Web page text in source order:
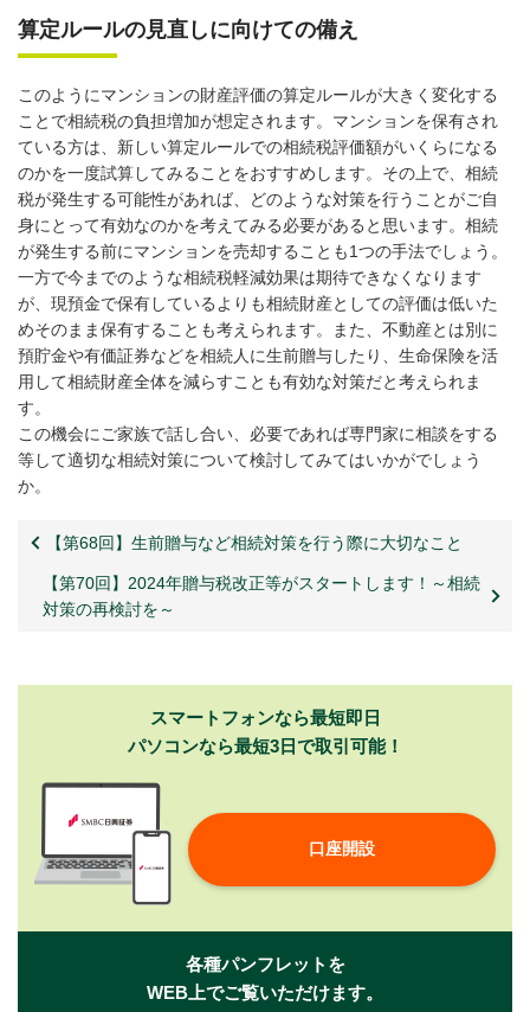
算定ルールの見直しに向けての備え
このようにマンションの財産評価の算定ルールが大きく変化する
ことで相続税の負担増加が想定されます。マンションを保有され
ている方は、新しい算定ルールでの相続税評価額がいくらになる
のかを一度試算してみることをおすすめします。その上で、相続
税が発生する可能性があれば、どのような対策を行うことがご自
身にとって有効なのかを考えてみる必要があると思います。相続
が発生する前にマンションを売却することも1つの手法でしょう。
一方で今までのような相続税軽減効果は期待できなくなります
が、現預金で保有しているよりも相続財産としての評価は低いた
めそのまま保有することも考えられます。また、不動産とは別に
預貯金や有価証券などを相続人に生前贈与したり、生命保険を活
用して相続財産全体を減らすことも有効な対策だと考えられま
す。
この機会にご家族で話し合い、必要であれば専門家に相談をする
等して適切な相続対策について検討してみてはいかがでしょう
か。
【第68回】生前贈与など相続対策を行う際に大切なこと
【第70回】2024年贈与税改正等がスタートします！～相続
対策の再検討を～
スマートフォンなら最短即日
パソコンなら最短3日で取引可能！
口座開設
各種パンフレットを
WEB上でご覧いただけます。